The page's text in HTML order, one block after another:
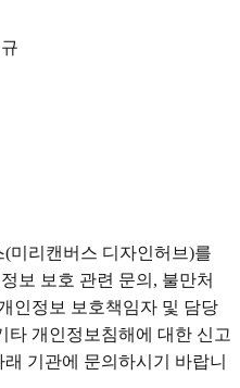
미리캔버스 디자인허브)를
보 보호 관련 문의, 불만처
인정보 보호책임자 및 담당
타 개인정보침해에 대한 신고
기관에 문의하시기 바랍니